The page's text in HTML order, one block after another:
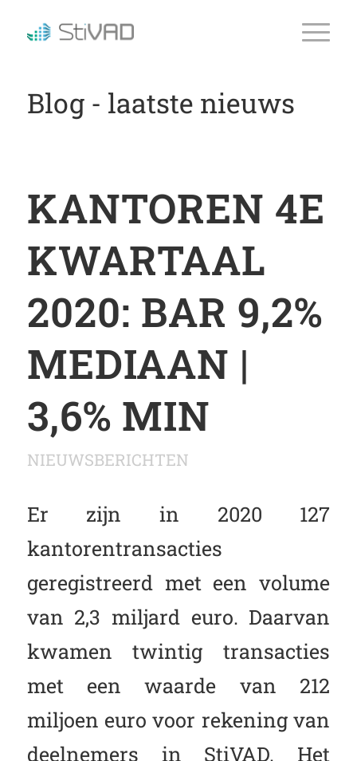
Blog - laatste nieuws
KANTOREN 4E
KWARTAAL
2020: BAR 9,2%
MEDIAAN |
3,6% MIN
NIEUWSBERICHTEN
Er zijn in 2020 127
kantorentransacties
geregistreerd met een volume
van 2,3 miljard euro. Daarvan
kwamen twintig transacties
met een waarde van 212
miljoen euro voor rekening van
deelnemers in StiVAD. Het